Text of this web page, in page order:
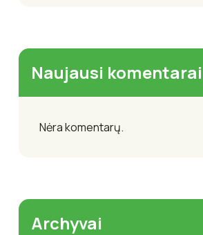
Naujausi komentarai
Nėra komentarų.
Archyvai